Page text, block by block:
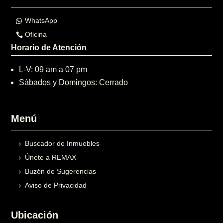
WhatsApp
Oficina
Horario de Atención
L-V: 09 am a 07 pm
Sábados y Domingos: Cerrado
Menú
Buscador de Inmuebles
Únete a REMAX
Buzón de Sugerencias
Aviso de Privacidad
Ubicación